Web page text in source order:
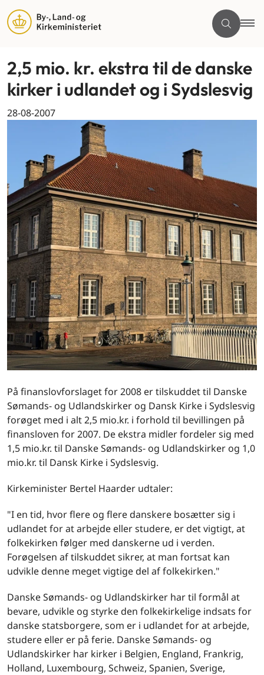
2,5 mio. kr. ekstra til de danske
kirker i udlandet og i Sydslesvig
28-08-2007
På finanslovforslaget for 2008 er tilskuddet til Danske
Sømands- og Udlandskirker og Dansk Kirke i Sydslesvig
forøget med i alt 2,5 mio.kr. i forhold til bevillingen på
finansloven for 2007. De ekstra midler fordeler sig med
1,5 mio.kr. til Danske Sømands- og Udlandskirker og 1,0
mio.kr. til Dansk Kirke i Sydslesvig.
Kirkeminister Bertel Haarder udtaler:
"I en tid, hvor flere og flere danskere bosætter sig i
udlandet for at arbejde eller studere, er det vigtigt, at
folkekirken følger med danskerne ud i verden.
Forøgelsen af tilskuddet sikrer, at man fortsat kan
udvikle denne meget vigtige del af folkekirken."
Danske Sømands- og Udlandskirker har til formål at
bevare, udvikle og styrke den folkekirkelige indsats for
danske statsborgere, som er i udlandet for at arbejde,
studere eller er på ferie. Danske Sømands- og
Udlandskirker har kirker i Belgien, England, Frankrig,
Holland, Luxembourg, Schweiz, Spanien, Sverige,